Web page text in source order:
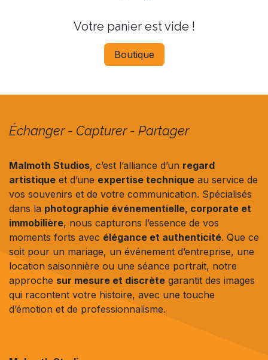
Votre panier est vide !
Boutique
Échanger - Capturer - Partager
Malmoth Studios, c’est l’alliance d’un regard
artistique et d’une expertise technique au service de
vos souvenirs et de votre communication. Spécialisés
dans la photographie événementielle, corporate et
immobilière, nous capturons l’essence de vos
moments forts avec élégance et authenticité. Que ce
soit pour un mariage, un événement d’entreprise, une
location saisonnière ou une séance portrait, notre
approche sur mesure et discrète garantit des images
qui racontent votre histoire, avec une touche
d’émotion et de professionnalisme.